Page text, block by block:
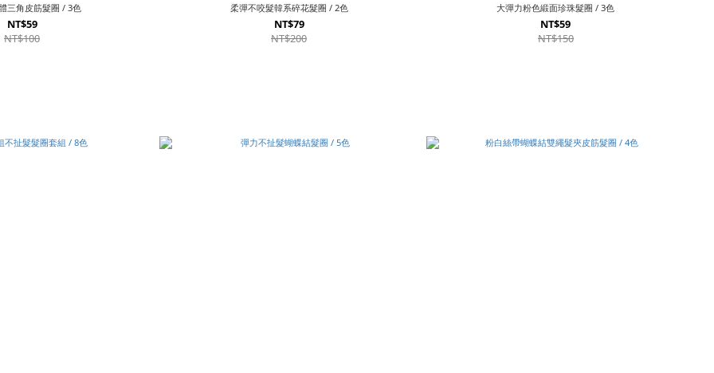
三角皮筋髮圈 / 3色
NT$59
NT$100
柔彈不咬髮韓系碎花髮圈 / 2色
NT$79
NT$200
大彈力粉色緞面珍珠髮圈 / 3色
NT$59
NT$150